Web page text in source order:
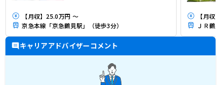
【月収】25.0万円 ～
京急本線「京急鶴見駅」（徒歩3分）
【月収
ＪＲ鶴
キャリアアドバイザーコメント